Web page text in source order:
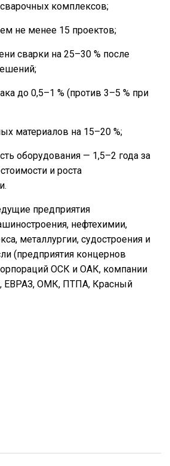
комплексов;
не менее 15 проектов;
сварки на 25–30 % после
до 0,5–1 % (против 3–5 % при
материалов на 15–20 %;
оборудования — 1,5–2 года за
и роста
предприятия
нефтехимии,
металлургии, судостроения и
(предприятия концернов
ОСК и ОАК, компании
ЕВРАЗ, ОМК, ПТПА, Красный